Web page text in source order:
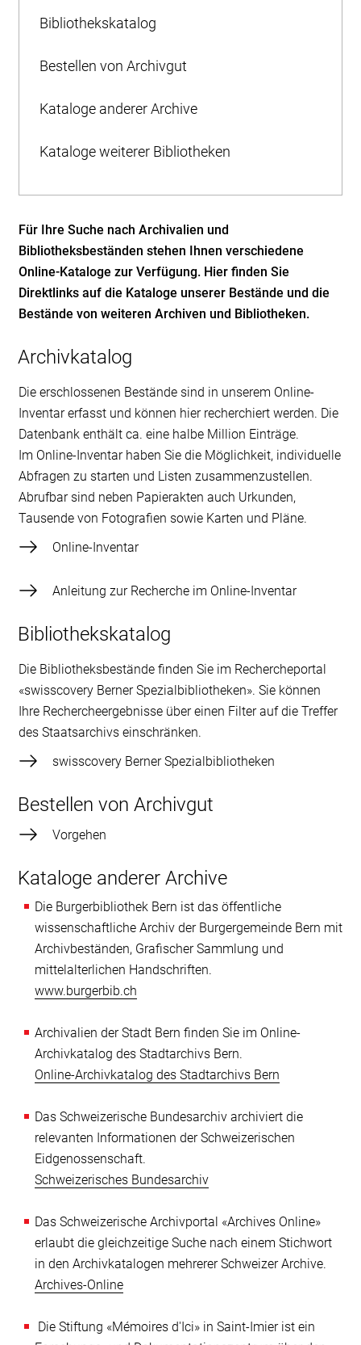
Bibliothekskatalog
Bestellen von Archivgut
Kataloge anderer Archive
Kataloge weiterer Bibliotheken
Für Ihre Suche nach Archivalien und
Bibliotheksbeständen stehen Ihnen verschiedene
Online-Kataloge zur Verfügung. Hier finden Sie
Direktlinks auf die Kataloge unserer Bestände und die
Bestände von weiteren Archiven und Bibliotheken.
Archivkatalog
Die erschlossenen Bestände sind in unserem Online-
Inventar erfasst und können hier recherchiert werden. Die
Datenbank enthält ca. eine halbe Million Einträge.
Im Online-Inventar haben Sie die Möglichkeit, individuelle
Abfragen zu starten und Listen zusammenzustellen.
Abrufbar sind neben Papierakten auch Urkunden,
Tausende von Fotografien sowie Karten und Pläne.
Online-Inventar
Anleitung zur Recherche im Online-Inventar
Bibliothekskatalog
Die Bibliotheksbestände finden Sie im Rechercheportal
«swisscovery Berner Spezialbibliotheken». Sie können
Ihre Rechercheergebnisse über einen Filter auf die Treffer
des Staatsarchivs einschränken.
swisscovery Berner Spezialbibliotheken
Bestellen von Archivgut
Vorgehen
Kataloge anderer Archive
Die Burgerbibliothek Bern ist das öffentliche
wissenschaftliche Archiv der Burgergemeinde Bern mit
Archivbeständen, Grafischer Sammlung und
mittelalterlichen Handschriften.
www.burgerbib.ch
Archivalien der Stadt Bern finden Sie im Online-
Archivkatalog des Stadtarchivs Bern.
Online-Archivkatalog des Stadtarchivs Bern
Das Schweizerische Bundesarchiv archiviert die
relevanten Informationen der Schweizerischen
Eidgenossenschaft.
Schweizerisches Bundesarchiv
Das Schweizerische Archivportal «Archives Online»
erlaubt die gleichzeitige Suche nach einem Stichwort
in den Archivkatalogen mehrerer Schweizer Archive.
Archives-Online
Die Stiftung «Mémoires d'Ici» in Saint-Imier ist ein